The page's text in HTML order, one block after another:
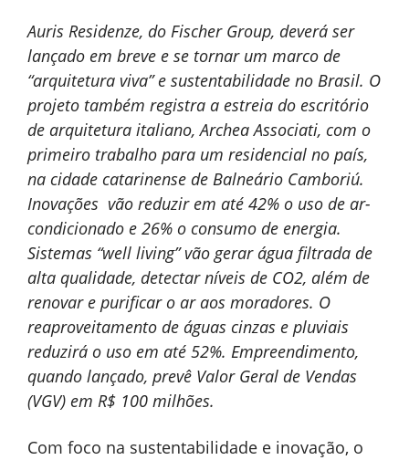
Auris Residenze, do Fischer Group, deverá ser
lançado em breve e se tornar um marco de
“arquitetura viva” e sustentabilidade no Brasil. O
projeto também registra a estreia do escritório
de arquitetura italiano, Archea Associati, com o
primeiro trabalho para um residencial no país,
na cidade catarinense de Balneário Camboriú.
Inovações vão reduzir em até 42% o uso de ar-
condicionado e 26% o consumo de energia.
Sistemas “well living” vão gerar água filtrada de
alta qualidade, detectar níveis de CO2, além de
renovar e purificar o ar aos moradores. O
reaproveitamento de águas cinzas e pluviais
reduzirá o uso em até 52%. Empreendimento,
quando lançado, prevê Valor Geral de Vendas
(VGV) em R$ 100 milhões.
Com foco na sustentabilidade e inovação, o